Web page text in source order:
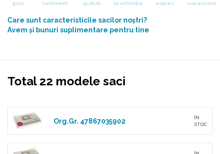
gros
sortiment
gratuit
la achiziție
expres
superioară
Care sunt caracteristicile sacilor noştri?
Avem și bunuri suplimentare pentru tine
Total 22 modele saci
Org.Gr. 47867035902
ÎN
STOC